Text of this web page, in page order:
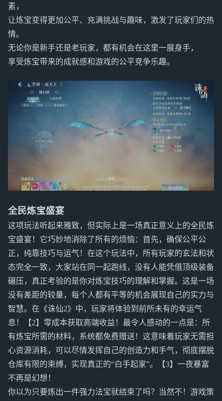
素，
让炼宝变得更加公平、充满挑战与趣味，激发了玩家们的热
情。
无论你是新手还是老玩家，都有机会在这里一展身手，
享受炼宝带来的成就感和游戏的公平竞争乐趣。
全民炼宝盛宴
这项玩法听起来雅致，但实际上是一场真正意义上的全民炼
宝盛宴！它巧妙地消除了所有的烦恼：首先，确保公平公
正，纯靠技巧与运气！在这个玩法中，所有玩家的玄法和状
态完全一致，大家站在同一起跑线，没有人能凭借顶级装备
碾压，真正考验的是你对炼宝技巧的理解和掌握。这是一场
没有差距的较量，每个人都有平等的机会展现自己的实力与
智慧。在《诛仙2》中，玩家将体验到前所未有的幸运气
息！【2】零成本获取高端收益！最令人感动的一点是：所
有炼宝所需的材料，系统都免费赠送！这意味着玩家无需担
心资源消耗，可以尽情发挥自己的创造力和手气，彻底摆脱
仓库有限的束缚，实现真正的“白手起家”。【3】一夜暴富
不再是幻想！
你以为只要炼出一件强力法宝就结束了吗？当然不！游戏策